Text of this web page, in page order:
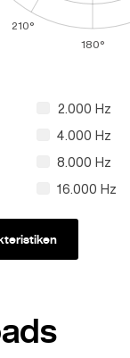
180°
210°
2.000 Hz
4.000 Hz
8.000 Hz
16.000 Hz